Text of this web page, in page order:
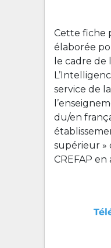
Cette fiche
élaborée
le cadre de
service de
du/en
supérieur »
CREFAP en